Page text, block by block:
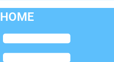
HOME
Flyout
Menu